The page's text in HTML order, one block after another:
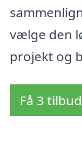
vælge den
projekt og
Få 3